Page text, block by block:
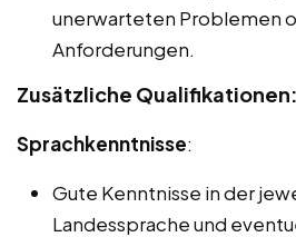
unerwarteten Problemen
Anforderungen.
Zusätzliche Qualifikationen:
Sprachkenntnisse:
Gute Kenntnisse in der
Landessprache und